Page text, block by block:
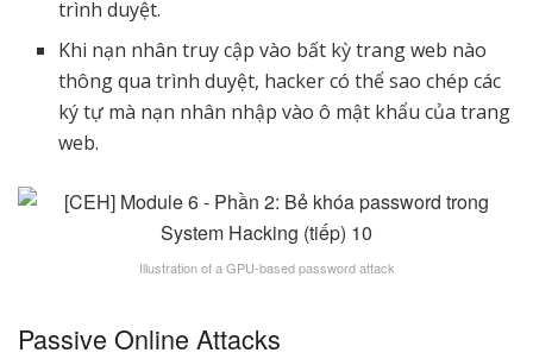
trình duyệt.
Khi nạn nhân truy cập vào bất kỳ trang web nào
thông qua trình duyệt, hacker có thể sao chép các
ký tự mà nạn nhân nhập vào ô mật khẩu của trang
web.
Illustration of a GPU-based password attack
Passive Online Attacks